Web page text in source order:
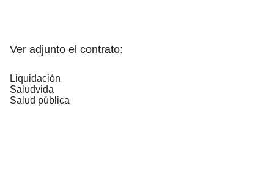
Ver adjunto el contrato:
Liquidación
Saludvida
Salud pública